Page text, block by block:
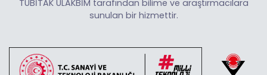
TÜBİTAK ULAKBİM tarafından bilime ve araştırmacılara
sunulan bir hizmettir.